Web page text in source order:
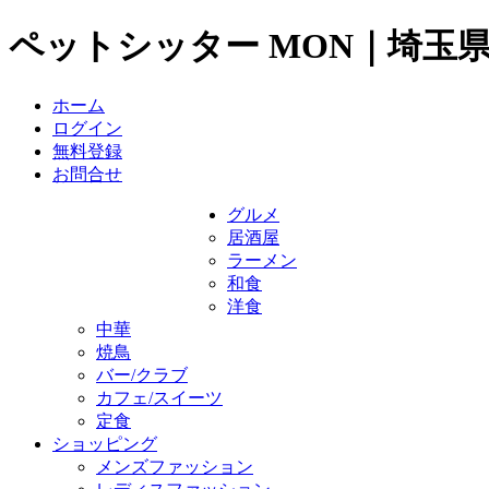
ペットシッター MON｜埼玉
ホーム
ログイン
無料登録
お問合せ
グルメ
居酒屋
ラーメン
和食
洋食
中華
焼鳥
バー/クラブ
カフェ/スイーツ
定食
ショッピング
メンズファッション